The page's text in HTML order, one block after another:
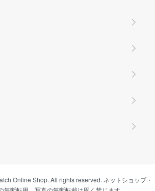
Online Shop. All rights reserved. ネットショップ・